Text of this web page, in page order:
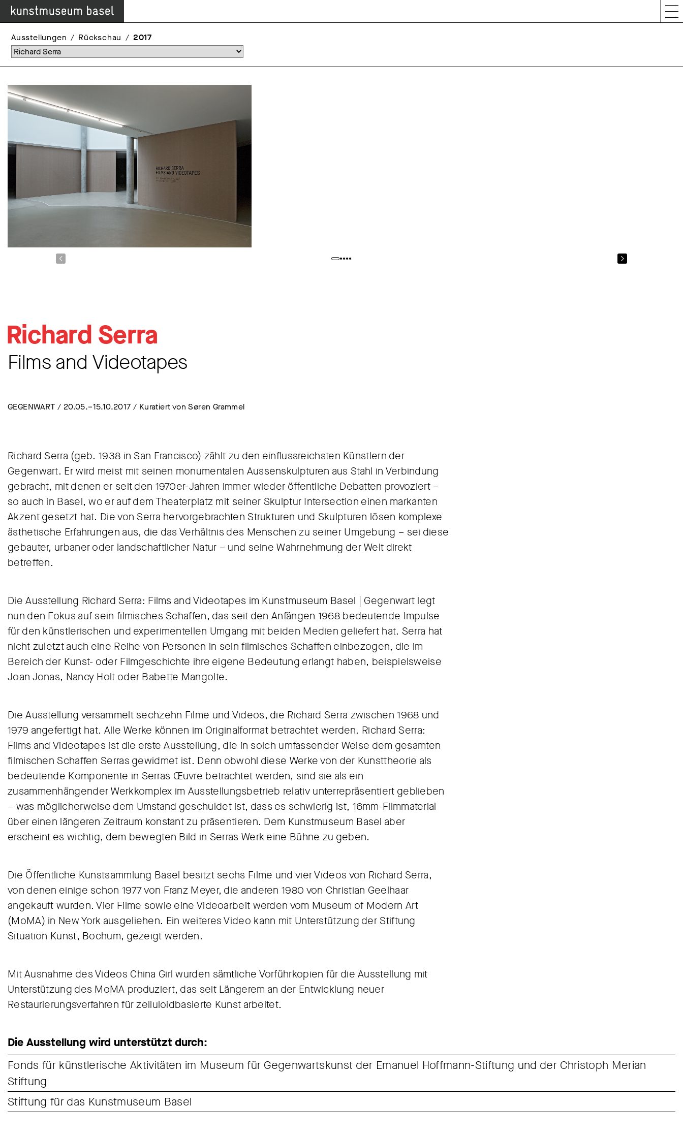
Ausstellungen Rückschau 2017
Richard Serra
Films and Videotapes
GEGENWART / 20.05.–15.10.2017 / Kuratiert von Søren Grammel
Richard Serra (geb. 1938 in San Francisco) zählt zu den einflussreichsten Künstlern der
Gegenwart. Er wird meist mit seinen monumentalen Aussenskulpturen aus Stahl in Verbindung
gebracht, mit denen er seit den 1970er-Jahren immer wieder öffentliche Debatten provoziert –
so auch in Basel, wo er auf dem Theaterplatz mit seiner Skulptur Intersection einen markanten
Akzent gesetzt hat. Die von Serra hervorgebrachten Strukturen und Skulpturen lösen komplexe
ästhetische Erfahrungen aus, die das Verhältnis des Menschen zu seiner Umgebung – sei diese
gebauter, urbaner oder landschaftlicher Natur – und seine Wahrnehmung der Welt direkt
betreffen.
Die Ausstellung Richard Serra: Films and Videotapes im Kunstmuseum Basel | Gegenwart legt
nun den Fokus auf sein filmisches Schaffen, das seit den Anfängen 1968 bedeutende Impulse
für den künstlerischen und experimentellen Umgang mit beiden Medien geliefert hat. Serra hat
nicht zuletzt auch eine Reihe von Personen in sein filmisches Schaffen einbezogen, die im
Bereich der Kunst- oder Filmgeschichte ihre eigene Bedeutung erlangt haben, beispielsweise
Joan Jonas, Nancy Holt oder Babette Mangolte.
Die Ausstellung versammelt sechzehn Filme und Videos, die Richard Serra zwischen 1968 und
1979 angefertigt hat. Alle Werke können im Originalformat betrachtet werden. Richard Serra:
Films and Videotapes ist die erste Ausstellung, die in solch umfassender Weise dem gesamten
filmischen Schaffen Serras gewidmet ist. Denn obwohl diese Werke von der Kunsttheorie als
bedeutende Komponente in Serras Œuvre betrachtet werden, sind sie als ein
zusammenhängender Werkkomplex im Ausstellungsbetrieb relativ unterrepräsentiert geblieben
– was möglicherweise dem Umstand geschuldet ist, dass es schwierig ist, 16mm-Filmmaterial
über einen längeren Zeitraum konstant zu präsentieren. Dem Kunstmuseum Basel aber
erscheint es wichtig, dem bewegten Bild in Serras Werk eine Bühne zu geben.
Die Öffentliche Kunstsammlung Basel besitzt sechs Filme und vier Videos von Richard Serra,
von denen einige schon 1977 von Franz Meyer, die anderen 1980 von Christian Geelhaar
angekauft wurden. Vier Filme sowie eine Videoarbeit werden vom Museum of Modern Art
(MoMA) in New York ausgeliehen. Ein weiteres Video kann mit Unterstützung der Stiftung
Situation Kunst, Bochum, gezeigt werden.
Mit Ausnahme des Videos China Girl wurden sämtliche Vorführkopien für die Ausstellung mit
Unterstützung des MoMA produziert, das seit Längerem an der Entwicklung neuer
Restaurierungsverfahren für zelluloidbasierte Kunst arbeitet.
Die Ausstellung wird unterstützt durch:
Fonds für künstlerische Aktivitäten im Museum für Gegenwartskunst der Emanuel Hoffmann-Stiftung und der Christoph Merian
Stiftung
Stiftung für das Kunstmuseum Basel